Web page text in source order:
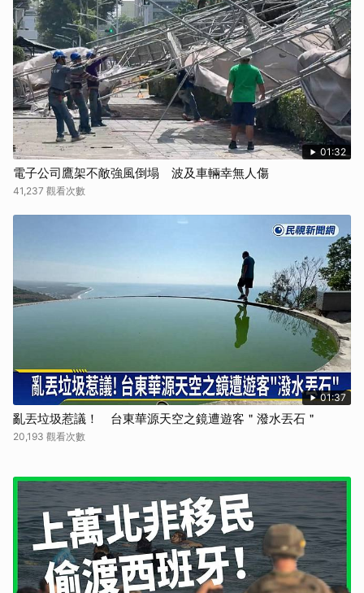
01:32
電子公司鷹架不敵強風倒塌 波及車輛幸無人傷
41,237 觀看次數
01:37
亂丟垃圾惹議！ 台東華源天空之鏡遭遊客＂潑水丟石＂
20,193 觀看次數